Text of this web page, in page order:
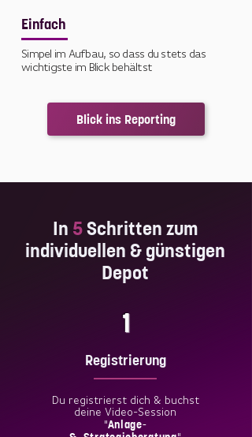
Einfach
Simpel im Aufbau, so dass du stets das
wichtigste im Blick behältst
Blick ins Reporting
In 5Schritten zum
individuellen & günstigen
Depot
1
Registrierung
Du registrierst dich & buchst
deine Video-Session
"Anlage-